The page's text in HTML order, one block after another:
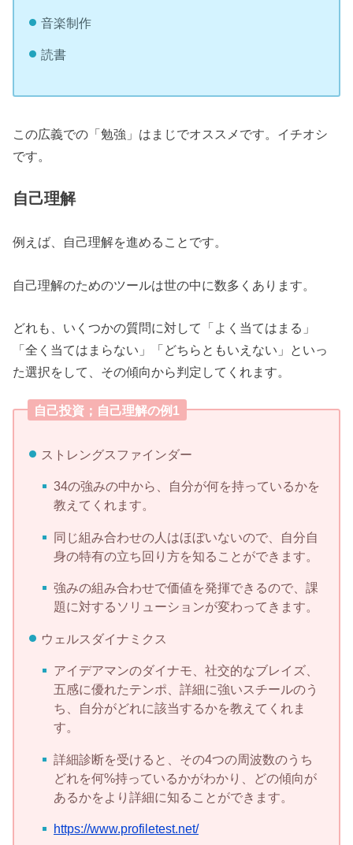
音楽制作
読書
この広義での「勉強」はまじでオススメです。イチオシ
です。
自己理解
例えば、自己理解を進めることです。
自己理解のためのツールは世の中に数多くあります。
どれも、いくつかの質問に対して「よく当てはまる」
「全く当てはまらない」「どちらともいえない」といっ
た選択をして、その傾向から判定してくれます。
自己投資；自己理解の例1
ストレングスファインダー
34の強みの中から、自分が何を持っているかを
教えてくれます。
同じ組み合わせの人はほぼいないので、自分自
身の特有の立ち回り方を知ることができます。
強みの組み合わせで価値を発揮できるので、課
題に対するソリューションが変わってきます。
ウェルスダイナミクス
アイデアマンのダイナモ、社交的なブレイズ、
五感に優れたテンポ、詳細に強いスチールのう
ち、自分がどれに該当するかを教えてくれま
す。
詳細診断を受けると、その4つの周波数のうち
どれを何%持っているかがわかり、どの傾向が
あるかをより詳細に知ることができます。
https://www.profiletest.net/